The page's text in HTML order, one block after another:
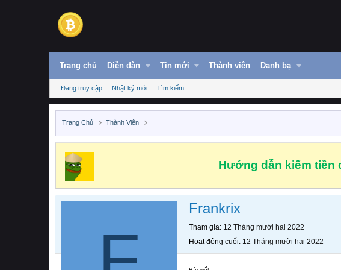
Trang chủ Diễn đàn Tin mới Thành viên Danh bạ
Đang truy cập Nhật ký mới Tìm kiếm
Trang Chủ Thành Viên
Hướng dẫn kiếm tiền
Frankrix
Tham gia 12 Tháng mười hai 2022
Hoạt động cuối 12 Tháng mười hai 2022